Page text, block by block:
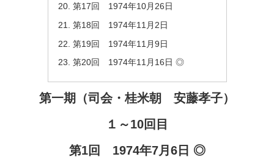
第17回 1974年10月26日
第18回 1974年11月2日
第19回 1974年11月9日
第20回 1974年11月16日 ◎
第一期（司会・桂米朝 安藤孝子）
１～10回目
第1回 1974年7月6日 ◎